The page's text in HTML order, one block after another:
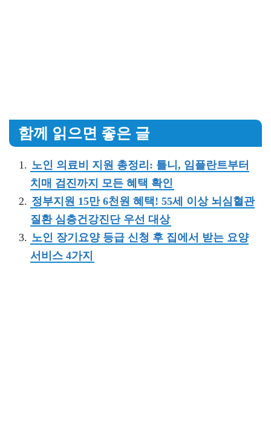
함께 읽으면 좋은 글
노인 의료비 지원 총정리: 틀니, 임플란트부터
치매 검진까지 모든 혜택 확인
정부지원 15만 6천원 혜택! 55세 이상 뇌심혈관
질환 심층건강진단 우선 대상
노인 장기요양 등급 신청 후 집에서 받는 요양
서비스 4가지